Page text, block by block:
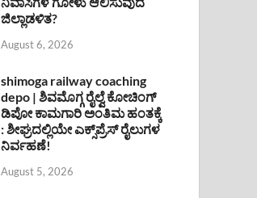
ಜಿಲ್ಲಾಡಳಿತ?
August 6, 2026
shimoga railway coaching
depo | ಶಿವಮೊಗ್ಗ ರೈಲ್ವೆ ಕೋಚಿಂಗ್
ಡಿಪೋ ಕಾಮಗಾರಿ ಅಂತಿಮ ಹಂತಕ್ಕೆ
: ಶೀಘ್ರದಲ್ಲಿಯೇ ಎಕ್ಸ್‌ಪ್ರೆಸ್ ರೈಲುಗಳ
ನಿರ್ವಹಣೆ!
August 5, 2026